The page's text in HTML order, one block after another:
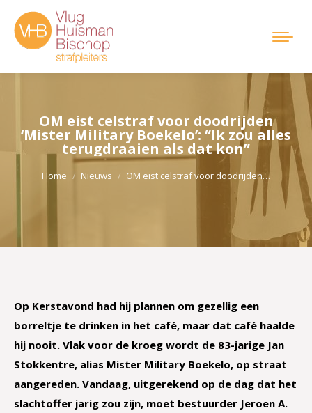
OM eist celstraf voor doodrijden
‘Mister Military Boekelo’: “Ik zou alles
terugdraaien als dat kon”
Je bent hier:
Home Nieuws OM eist celstraf voor doodrijden…
Op Kerstavond had hij plannen om gezellig een
borreltje te drinken in het café, maar dat café haalde
hij nooit. Vlak voor de kroeg wordt de 83-jarige Jan
Stokkentre, alias Mister Military Boekelo, op straat
aangereden. Vandaag, uitgerekend op de dag dat het
slachtoffer jarig zou zijn, moet bestuurder Jeroen A.